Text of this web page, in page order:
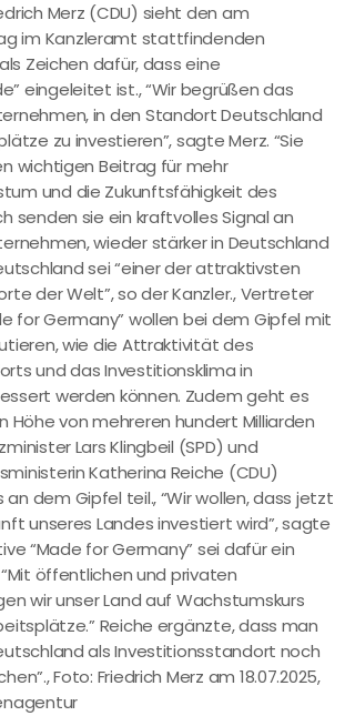
Merz (CDU) sieht den am
im Kanzleramt stattfindenden
Zeichen dafür, dass eine
eingeleitet ist., “Wir begrüßen das
in den Standort Deutschland
zu investieren”, sagte Merz. “Sie
wichtigen Beitrag für mehr
und die Zukunftsfähigkeit des
senden sie ein kraftvolles Signal an
wieder stärker in Deutschland
sei “einer der attraktivsten
der Welt”, so der Kanzler., Vertreter
for Germany” wollen bei dem Gipfel mit
wie die Attraktivität des
und das Investitionsklima in
werden können. Zudem geht es
Höhe von mehreren hundert Milliarden
Lars Klingbeil (SPD) und
Katherina Reiche (CDU)
dem Gipfel teil., “Wir wollen, dass jetzt
unseres Landes investiert wird”, sagte
“Made for Germany” sei dafür ein
öffentlichen und privaten
wir unser Land auf Wachstumskurs
Reiche ergänzte, dass man
als Investitionsstandort noch
Foto: Friedrich Merz am 18.07.2025,